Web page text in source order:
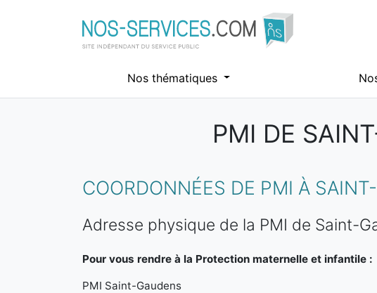
Nos thématiques
PMI DE
COORDONNÉES DE PMI À
Adresse physique de la PMI de Saint-
Pour vous rendre à la Protection maternelle et infantile :
PMI Saint-Gaudens